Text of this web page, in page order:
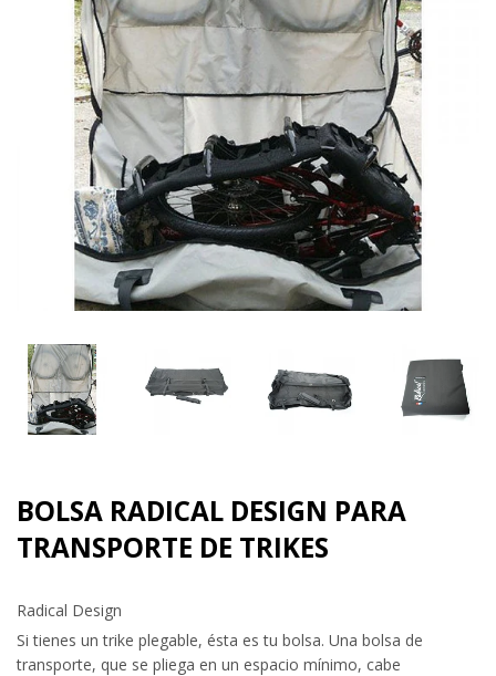
BOLSA RADICAL DESIGN PARA
TRANSPORTE DE TRIKES
Radical Design
Si tienes un trike plegable, ésta es tu bolsa. Una bolsa de
transporte, que se pliega en un espacio mínimo, cabe